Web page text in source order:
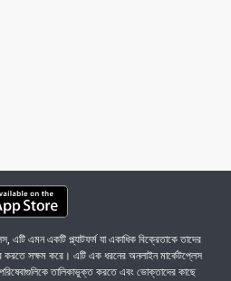
এমন একটি প্ল্যাটফর্ম যা একাধিক বিক্রেতাকে তাদের
করতে সক্ষম করে। এটি এক ধরনের অনলাইন মার্কেটপ্লেস
পরিষেবাগুলিকে তালিকাভুক্ত করতে এবং ভোক্তাদের কাছে